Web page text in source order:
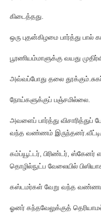
கிடைத்தது.
ஒரு புதன்கிழமை பார்த்து பால்
பூரணியம்மாளுக்கு வயது
அவ்வப்போது தலை
நோய்களுக்குப் பஞ்சமில்லை.
அவளைப் பார்த்து விசாரித்துப்
வந்த வண்ணம்
கம்ப்யூட்டர், பிரிண்டர்,
தொழில்நுட்ப வேலையில்
கஸ்டமர்கள் வேறு வந்த வண்ணம்
ஓனர் கந்தவேலுக்குத்